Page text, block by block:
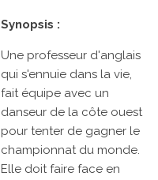
Synopsis :
Une professeur d'anglais
qui s'ennuie dans la vie,
fait équipe avec un
danseur de la côte ouest
pour tenter de gagner le
championnat du monde.
Elle doit faire face en